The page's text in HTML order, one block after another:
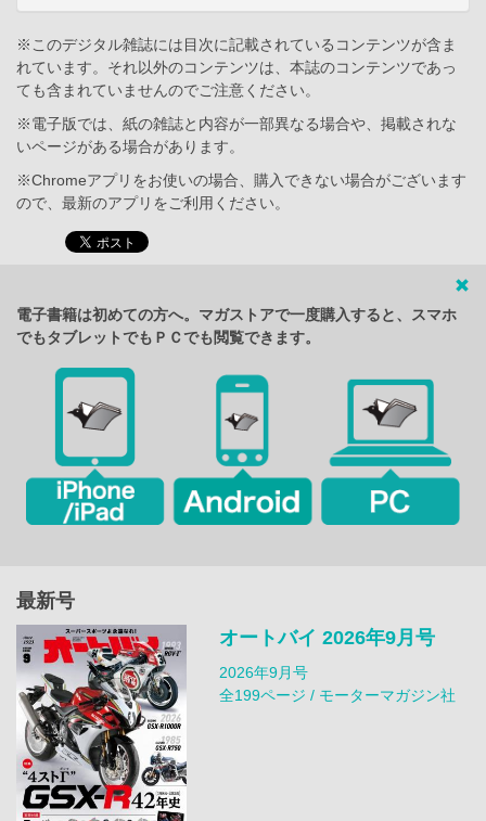
※このデジタル雑誌には目次に記載されているコンテンツが含ま
れています。それ以外のコンテンツは、本誌のコンテンツであっ
ても含まれていませんのでご注意ください。
※電子版では、紙の雑誌と内容が一部異なる場合や、掲載されな
いページがある場合があります。
※Chromeアプリをお使いの場合、購入できない場合がございます
ので、最新のアプリをご利用ください。
電子書籍は初めての方へ。マガストアで一度購入すると、スマホ
でもタブレットでもＰＣでも閲覧できます。
最新号
オートバイ 2026年9月号
2026年9月号
全199ページ / モーターマガジン社